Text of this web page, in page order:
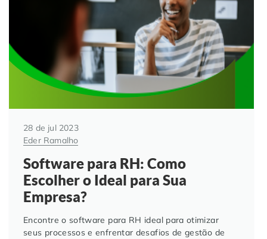
Automação de Processos
Educação Corporativa
Gerenciamento de NF-e
Adequação à LGPD
Assinatura Digital
Auditoria de Processos
Hospitais e Clínicas
Instituições de Ensino
Departamento Pessoal
Departamento Financeiro
Cooperativas
Cases de Sucesso
Nossas Unidades
Blog
Trabalhe Conosco
DESCUBRA
28 de jul 2023
Eder Ramalho
Software para RH: Como
Escolher o Ideal para Sua
Empresa?
Encontre o software para RH ideal para otimizar
seus processos e enfrentar desafios de gestão de